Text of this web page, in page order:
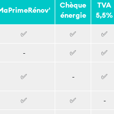
Chèque
énergie
TVA
5,5%
✅ ✅ ✅
- ✅ ✅
✅ - ✅
✅ ✅ -